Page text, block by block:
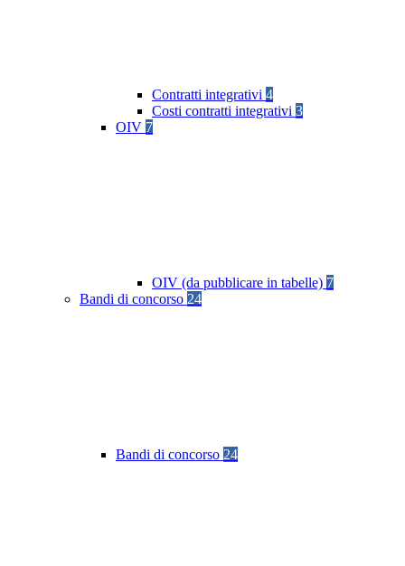
Contratti integrativi 4
Costi contratti integrativi 3
OIV 7
OIV (da pubblicare in tabelle) 7
Bandi di concorso 24
Bandi di concorso 24